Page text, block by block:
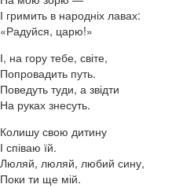
І гримить в народніх лавах:
«Радуйся, царю!»
І, на гору тебе, світе,
Попровадить путь.
Поведуть туди, а звідти
На руках знесуть.
Колишу свою дитину
І співаю їй.
Люляй, люляй, любий сину,
Поки ти ще мій.